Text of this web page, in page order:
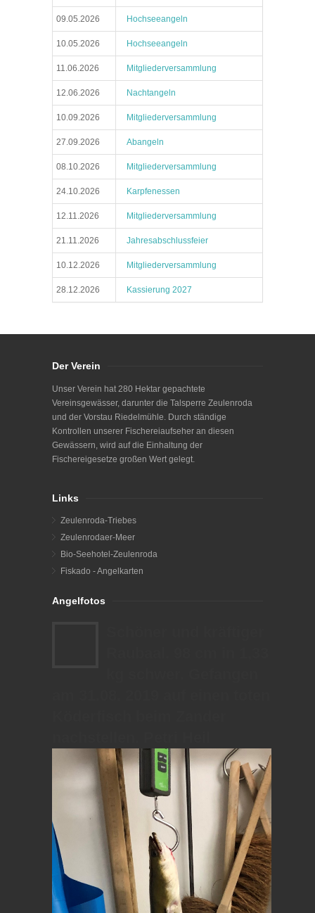
09.05.2026 Hochseeangeln
10.05.2026 Hochseeangeln
11.06.2026 Mitgliederversammlung
12.06.2026 Nachtangeln
10.09.2026 Mitgliederversammlung
27.09.2026 Abangeln
08.10.2026 Mitgliederversammlung
24.10.2026 Karpfenessen
12.11.2026 Mitgliederversammlung
21.11.2026 Jahresabschlussfeier
10.12.2026 Mitgliederversammlung
28.12.2026 Kassierung 2027
Der Verein
Unser Verein hat 280 Hektar gepachtete
Vereinsgewässer, darunter die Talsperre Zeulenroda
und der Vorstau Riedelmühle. Durch ständige
Kontrollen unserer Fischereiaufseher an diesen
Gewässern, wird auf die Einhaltung der
Fischereigesetze großen Wert gelegt.
Links
Zeulenroda-Triebes
Zeulenrodaer-Meer
Bio-Seehotel-Zeulenroda
Fiskado - Angelkarten
Angelfotos